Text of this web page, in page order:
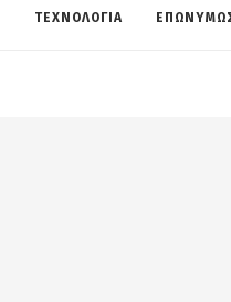
ΤΕΧΝΟΛΟΓΙΑ